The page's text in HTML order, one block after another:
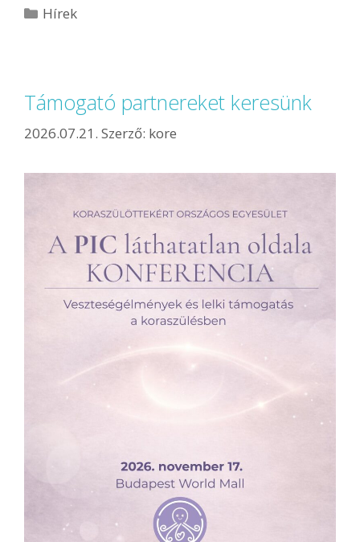
Hírek
Támogató partnereket keresünk
2026.07.21. Szerző: kore